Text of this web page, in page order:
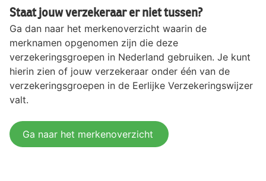
Staat jouw verzekeraar er niet tussen?
Ga dan naar het merkenoverzicht waarin de
merknamen opgenomen zijn die deze
verzekeringsgroepen in Nederland gebruiken. Je kunt
hierin zien of jouw verzekeraar onder één van de
verzekeringsgroepen in de Eerlijke Verzekeringswijzer
valt.
Ga naar het merkenoverzicht